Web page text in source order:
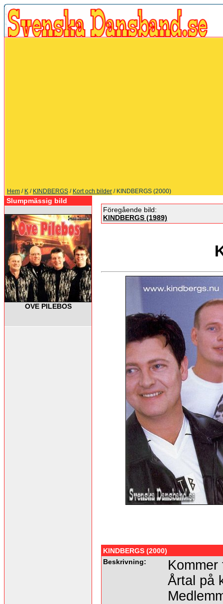
Hem / K / KINDBERGS / Kort och bilder / KINDBERGS (2000)
Slumpmässig bild
OVE PILEBOS
Föregående bild:
KINDBERGS (1989)
KINDBERGS (2000)
Beskrivning:
Årtal på